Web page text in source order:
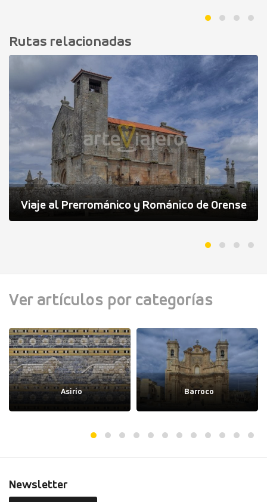
Rutas relacionadas
Viaje al Prerrománico y Románico de Orense
Ver artículos por categorías
Asirio Barroco
Newsletter